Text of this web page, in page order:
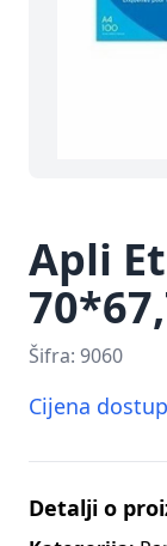
Apli
Šifra: 9060
Cijena
Detalji o